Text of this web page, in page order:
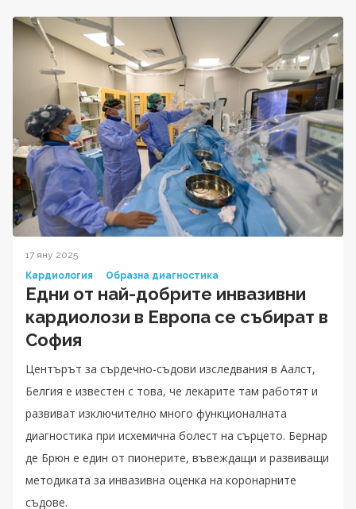
17 яну 2025
Кардиология
Образна диагностика
Едни от най-добрите инвазивни
кардиолози в Европа се събират в
София
Центърът за сърдечно-съдови изследвания в Аалст,
Белгия е известен с това, че лекарите там работят и
развиват изключително много функционалната
диагностика при исхемична болест на сърцето. Бернар
де Брюн е един от пионерите, въвеждащи и развиващи
методиката за инвазивна оценка на коронарните
съдове.